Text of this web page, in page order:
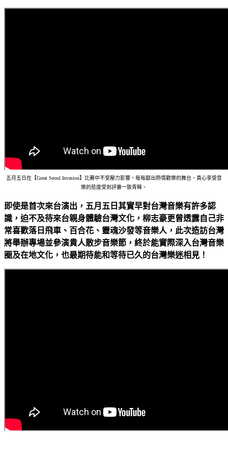
五月五日在【Great Seoul Invasion】比賽中不受壓力影響，每每獻出熱情歡樂的舞台，真心享受音
樂的態度受到評審一致青睞。
即使是首次來台演出，五月五日其實早對台灣音樂有許多認
識，迫不及待來台親身體驗台灣文化，柳志豪更曾透露自己非
常喜歡落日飛車、百合花、靈魂沙發等音樂人，此次造訪台灣
將舉辦專場並參演貴人散步音樂節，終於能實際深入台灣音樂
圈及在地文化，也最期待能和等待已久的台灣樂迷相見！